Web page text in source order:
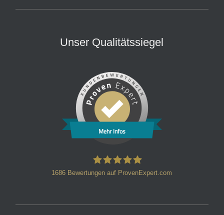
Unser Qualitätssiegel
Mehr Infos
1686 Bewertungen auf ProvenExpert.com